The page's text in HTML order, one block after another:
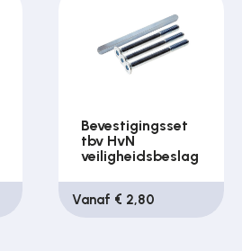
Bevestigingsset
tbv HvN
veiligheidsbeslag
Vanaf € 2,80